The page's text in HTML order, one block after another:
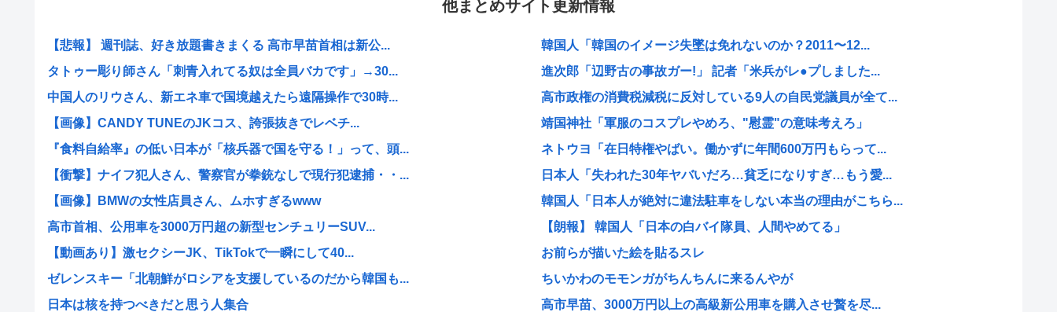
他まとめサイト更新情報
【悲報】 週刊誌、好き放題書きまくる 高市早苗首相は新公...
タトゥー彫り師さん「刺青入れてる奴は全員バカです」→30...
中国人のリウさん、新エネ車で国境越えたら遠隔操作で30時...
【画像】CANDY TUNEのJKコス、誇張抜きでレベチ...
『食料自給率』の低い日本が「核兵器で国を守る！」って、頭...
【衝撃】ナイフ犯人さん、警察官が拳銃なしで現行犯逮捕・・...
【画像】BMWの女性店員さん、ムホすぎるwww
高市首相、公用車を3000万円超の新型センチュリーSUV...
【動画あり】激セクシーJK、TikTokで一瞬にして40...
ゼレンスキー「北朝鮮がロシアを支援しているのだから韓国も...
日本は核を持つべきだと思う人集合
韓国人「韓国のイメージ失墜は免れないのか？2011〜12...
進次郎「辺野古の事故ガー!」 記者「米兵がレ●プしました...
高市政権の消費税減税に反対している9人の自民党議員が全て...
靖国神社「軍服のコスプレやめろ、"慰霊"の意味考えろ」
ネトウヨ「在日特権やばい。働かずに年間600万円もらって...
日本人「失われた30年ヤバいだろ…貧乏になりすぎ…もう愛...
韓国人「日本人が絶対に違法駐車をしない本当の理由がこちら...
【朗報】 韓国人「日本の白バイ隊員、人間やめてる」
お前らが描いた絵を貼るスレ
ちいかわのモモンガがちんちんに来るんやが
高市早苗、3000万円以上の高級新公用車を購入させ贅を尽...